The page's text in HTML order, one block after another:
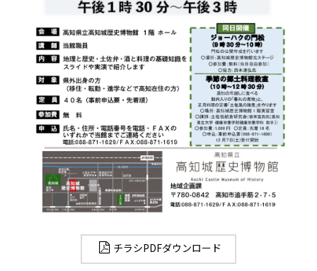
チラシPDFダウンロード